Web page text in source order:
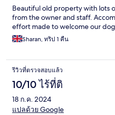
Beautiful old property with lots
from the owner and staff.
effort made to welcome our
Sharan, ทริป 1 คืน
รีวิวที่ตรวจสอบแล้ว
10/10 ไร้ที่ติ
18 ก.ค. 2024
แปลด้วย Google